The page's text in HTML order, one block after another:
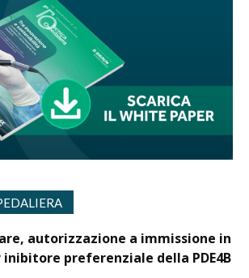
autorizzazione a immissione in
preferenziale della PDE4B